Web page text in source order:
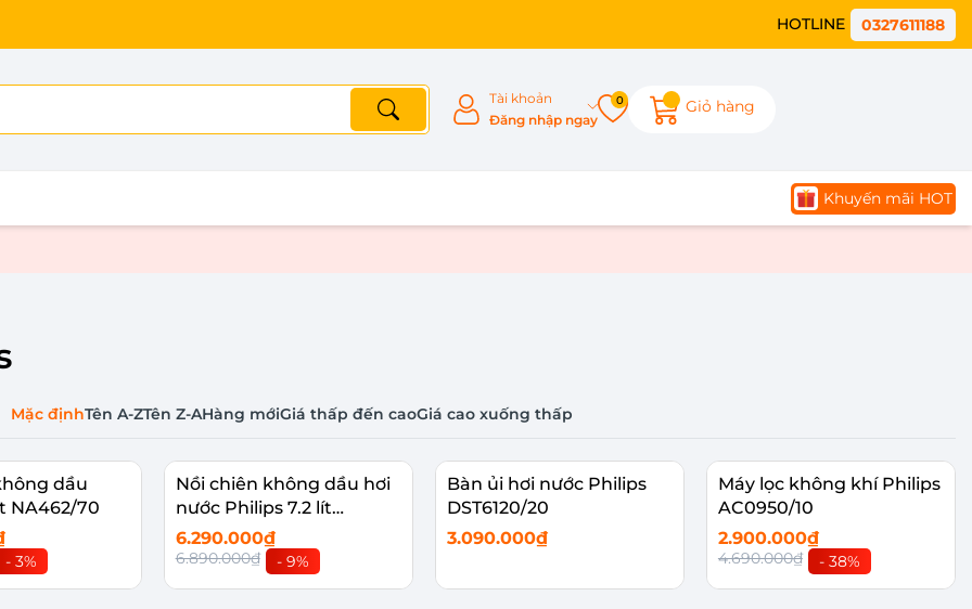
HOTLINE 0327611188
Tài khoản
Đăng nhập ngay
0 Giỏ hàng
Khuyến mãi HOT
Mặc địnhTên A-ZTên Z-AHàng mớiGiá thấp đến caoGiá cao xuống thấp
dầu
NA462/70
- 3%
Nồi chiên không dầu hơi
nước Philips 7.2 lít
NA543/00
6.290.000₫
6.890.000₫ - 9%
Bàn ủi hơi nước Philips
DST6120/20
3.090.000₫
Máy lọc không khí Philips
AC0950/10
2.900.000₫
4.690.000₫ - 38%